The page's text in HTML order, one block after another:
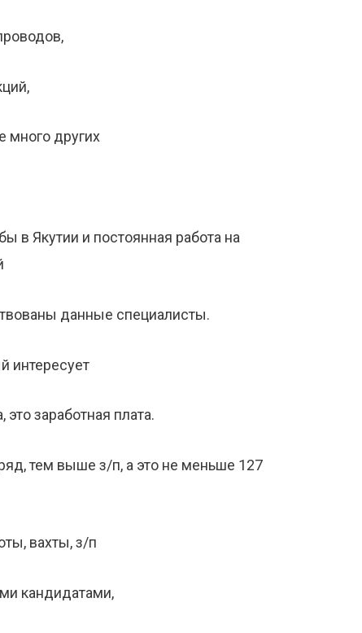
много других
в Якутии и постоянная работа на
данные специалисты.
интересует
заработная плата.
тем выше з/п, а это не меньше 127
вахты, з/п
кандидатами,